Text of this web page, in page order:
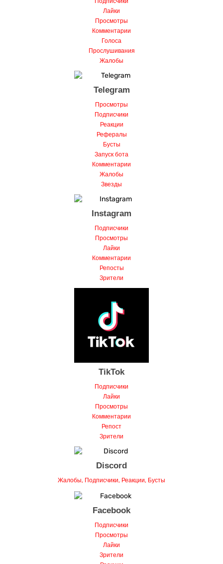
Лайки
Просмотры
Комментарии
Голоса
Прослушивания
Жалобы
Подписчики
Реакции
Рефералы
Бусты
Запуск бота
Комментарии
Жалобы
Звезды
Просмотры
Лайки
Комментарии
Репосты
Зрители
TikTok
Лайки
Просмотры
Комментарии
Репост
Зрители
Просмотры
Лайки
Зрители
Реакции